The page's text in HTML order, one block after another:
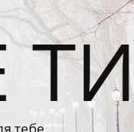
ТИ